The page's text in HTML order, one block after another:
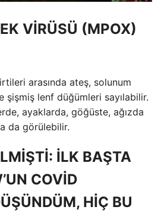
VİRÜSÜ (MPOX)
arasında ateş, solunum
şişmiş lenf düğümleri sayılabilir.
ayaklarda, göğüste, ağızda
da görülebilir.
İLK BAŞTA
COVİD
HİÇ BU